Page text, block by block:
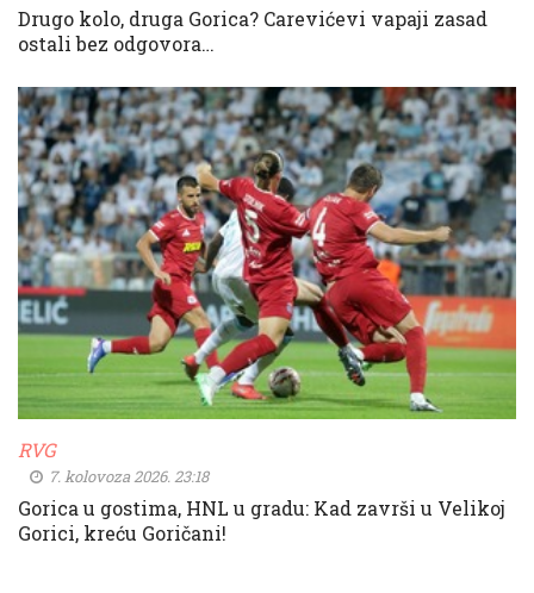
Drugo kolo, druga Gorica? Carevićevi vapaji zasad
ostali bez odgovora…
RVG
7. kolovoza 2026. 23:18
Gorica u gostima, HNL u gradu: Kad završi u Velikoj
Gorici, kreću Goričani!